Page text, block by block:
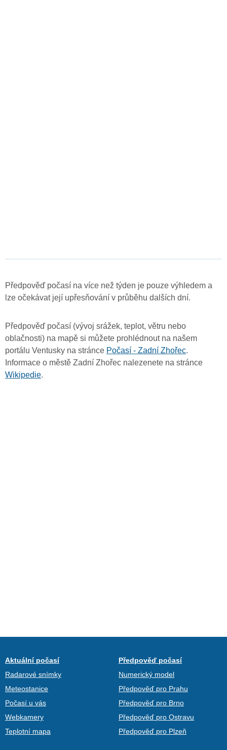
Předpověď počasí na více než týden je pouze výhledem a
lze očekávat její upřesňování v průběhu dalších dní.
Předpověď počasí (vývoj srážek, teplot, větru nebo
oblačnosti) na mapě si můžete prohlédnout na našem
portálu Ventusky na stránce Počasí - Zadní Zhořec.
Informace o městě Zadní Zhořec nalezenete na stránce
Wikipedie.
Aktuální počasí
Radarové snímky
Meteostanice
Počasí u vás
Webkamery
Teplotní mapa
Předpověď počasí
Numerický model
Předpověď pro Prahu
Předpověď pro Brno
Předpověď pro Ostravu
Předpověď pro Plzeň